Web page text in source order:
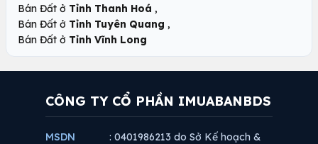
Bán Đất ở Tỉnh Thanh Hoá ,
Bán Đất ở Tỉnh Tuyên Quang ,
Bán Đất ở Tỉnh Vĩnh Long
CÔNG TY CỔ PHẦN IMUABANBDS
MSDN
: 0401986213 do Sở Kế hoạch &